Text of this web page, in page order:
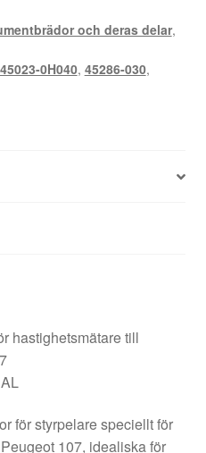
och deras delar,
45023-0H040, 45286-030,
hastighetsmätare till
för styrpelare speciellt för
107, idealiska för